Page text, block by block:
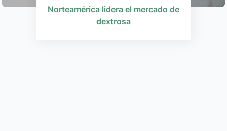
Norteamérica lidera el mercado de
dextrosa